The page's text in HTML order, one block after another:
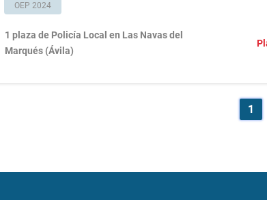
OEP 2024
1 plaza de Policía Local en Las Navas del
Marqués (Ávila)
1